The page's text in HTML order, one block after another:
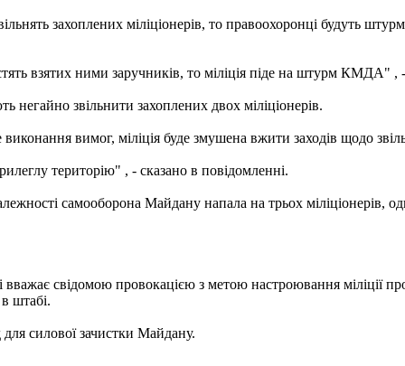
захоплених міліціонерів, то правоохоронці будуть
взятих ними заручників, то міліція піде на штурм КМДА" ,
звільнити захоплених двох міліціонерів.
вимог, міліція буде змушена вжити заходів щодо
територію" , - сказано в повідомленні.
самооборона Майдану напала на трьох міліціонерів,
свідомою провокацією з метою настроювання міліції
штабі.
силової зачистки Майдану.